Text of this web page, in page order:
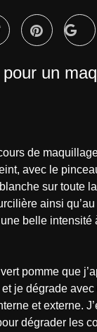
un
de
avec le
sur toute
ainsi qu’au
belle intensité
pomme que
je dégrade avec
et externe.
dégrader les